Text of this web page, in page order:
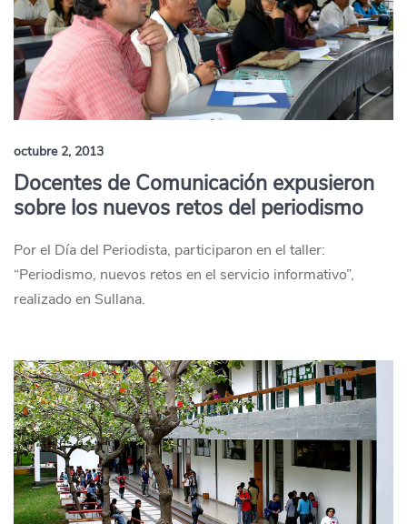
octubre 2, 2013
Docentes de Comunicación expusieron
sobre los nuevos retos del periodismo
Por el Día del Periodista, participaron en el taller:
“Periodismo, nuevos retos en el servicio informativo”,
realizado en Sullana.